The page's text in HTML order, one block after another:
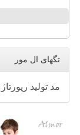
تگهای ال مور
مد تولید رپورتاژ